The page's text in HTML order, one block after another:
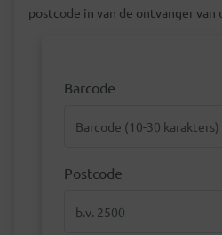
postcode in van de ontvanger van
Barcode
Postcode